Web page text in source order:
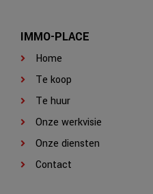
IMMO-PLACE
Home
Te koop
Te huur
Onze werkvisie
Onze diensten
Contact